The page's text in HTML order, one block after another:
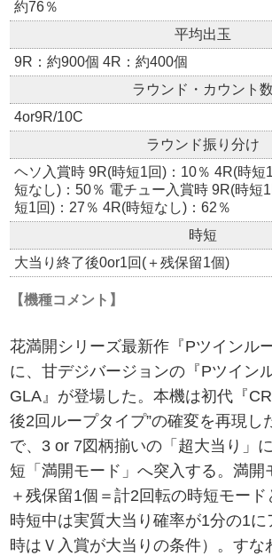
約76％
平均出玉
9R：約900個 4R：約400個
ラウンド・カウント数
4or9R/10C
ラウンド振り分け
ヘソ入賞時 9R(時短1回)：10％ 4R(時短
短なし)：50％ 電チュー入賞時 9R(時短
短1回)：27％ 4R(時短なし)：62％
時短
大当り終了後0or1回(＋残保留1個)
【機種コメント】
花満開シリーズ最新作『Pツインル
に、甘デジバージョンの『Pツイン
GLA』が登場した。本機は初代『
後2回ループタイプ”の確変を再現し
で、3 or 7図柄揃いの「超大当り」
短「満開モード」へ突入する。満開
＋残保留1個＝計2回転の時短モード
時短中は実質大当り確率が1分の1に
時はＶ入賞が大当りの条件）。すな